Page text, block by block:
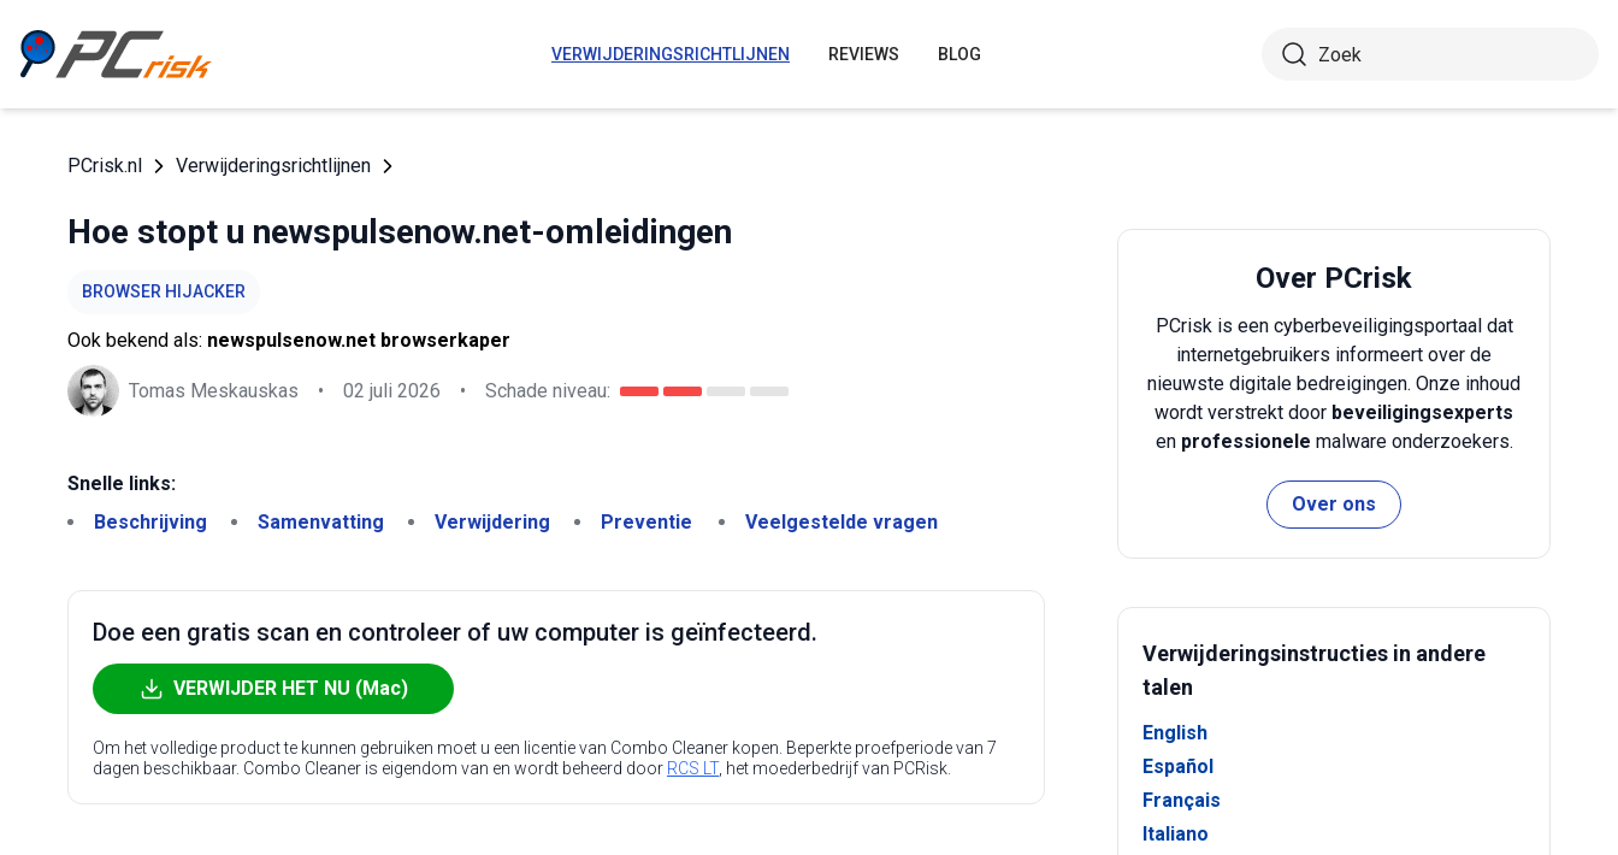
VERWIJDERINGSRICHTLIJNEN REVIEWS BLOG
PCrisk.nl Verwijderingsrichtlijnen
Hoe stopt u newspulsenow.net-omleidingen
BROWSER HIJACKER
Ook bekend als: newspulsenow.net browserkaper
Tomas Meskauskas • 02 juli 2026 • Schade niveau:
Snelle links:
Beschrijving
Samenvatting Verwijdering Preventie Veelgestelde vragen
Doe een gratis scan en controleer of uw computer is geïnfecteerd.
VERWIJDER HET NU (Mac)
Om het volledige product te kunnen gebruiken moet u een licentie van Combo Cleaner kopen. Beperkte proefperiode van 7
dagen beschikbaar. Combo Cleaner is eigendom van en wordt beheerd door RCS LT, het moederbedrijf van PCRisk.
Over PCrisk
PCrisk is een cyberbeveiligingsportaal dat
internetgebruikers informeert over de
nieuwste digitale bedreigingen. Onze inhoud
wordt verstrekt door beveiligingsexperts
en professionele malware onderzoekers.
Over ons
Verwijderingsinstructies in andere
talen
English
Español
Français
Italiano